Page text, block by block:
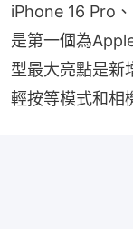
iPhone 16 Pro
是第一個為
型最大亮點是新
輕按等模式和相